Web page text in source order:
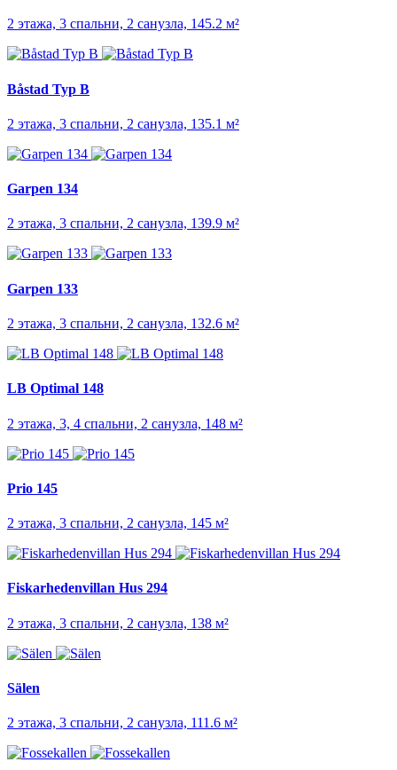
2 этажа, 3 спальни, 2 санузла, 145.2 м²
Båstad Typ B
2 этажа, 3 спальни, 2 санузла, 135.1 м²
Garpen 134
2 этажа, 3 спальни, 2 санузла, 139.9 м²
Garpen 133
2 этажа, 3 спальни, 2 санузла, 132.6 м²
LB Optimal 148
2 этажа, 3, 4 спальни, 2 санузла, 148 м²
Prio 145
2 этажа, 3 спальни, 2 санузла, 145 м²
Fiskarhedenvillan Hus 294
2 этажа, 3 спальни, 2 санузла, 138 м²
Sälen
2 этажа, 3 спальни, 2 санузла, 111.6 м²